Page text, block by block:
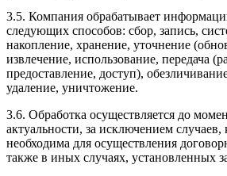
3.5. Компания обрабатывает
следующих способов: сбор, запись,
накопление, хранение, уточнение
извлечение, использование, передача
предоставление, доступ),
удаление, уничтожение.
3.6. Обработка осуществляется до
актуальности, за исключением случаев,
необходима для осуществления
также в иных случаях, установленных